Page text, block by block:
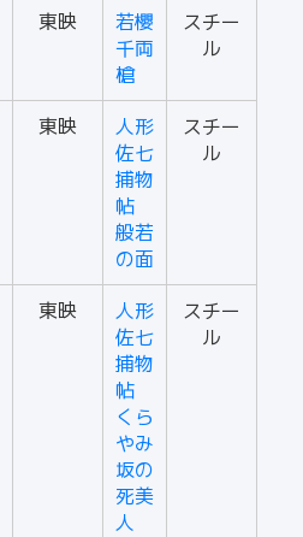
東映
若櫻
千両
槍
スチー
ル
東映
人形
佐七
捕物
帖
般若
の面
スチー
ル
東映
人形
佐七
捕物
帖
くら
やみ
坂の
死美
人
スチー
ル